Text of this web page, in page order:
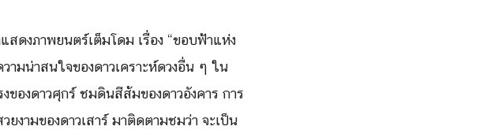
ดงภาพยนตร์เต็มโดม เรื่อง “ขอบฟ้าแห่ง
ามน่าสนใจของดาวเคราะห์ดวงอื่น ๆ ใน
ของดาวศุกร์ ชมดินสีส้มของดาวอังคาร การ
งามของดาวเสาร์มาติดตามชมว่า จะเป็น